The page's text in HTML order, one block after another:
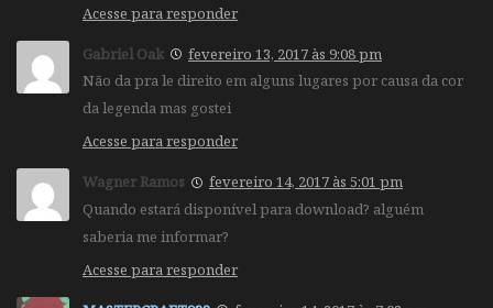
Acesse para responder
Gabriel Oak
fevereiro 13, 2017 às 9:08 pm
Não da pra le direito em alguns lugares por causa da cor
da legenda mas gostei
Acesse para responder
Wagner Ramos
fevereiro 14, 2017 às 5:01 pm
Quando estará disponível para download? alguém
saberia me informar?
Acesse para responder